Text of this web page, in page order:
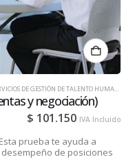
DE GESTIÓN DE TALENTO HUMANO PARA EMPRESAS
y negociación)
prueba te ayuda a
de posiciones
$ 101.150 IVA Incluido